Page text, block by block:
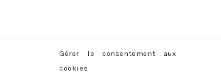
Gérer le consentement aux
cookies